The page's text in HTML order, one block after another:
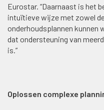
Eurostar. “Daarnaast is het
intuïtieve wijze met zowel
onderhoudsplannen kunnen
dat ondersteuning van
is.”
Oplossen complexe